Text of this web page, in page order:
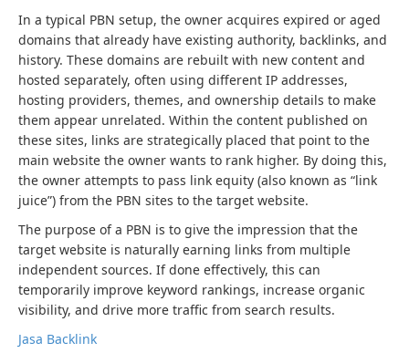
In a typical PBN setup, the owner acquires expired or aged
domains that already have existing authority, backlinks, and
history. These domains are rebuilt with new content and
hosted separately, often using different IP addresses,
hosting providers, themes, and ownership details to make
them appear unrelated. Within the content published on
these sites, links are strategically placed that point to the
main website the owner wants to rank higher. By doing this,
the owner attempts to pass link equity (also known as “link
juice”) from the PBN sites to the target website.
The purpose of a PBN is to give the impression that the
target website is naturally earning links from multiple
independent sources. If done effectively, this can
temporarily improve keyword rankings, increase organic
visibility, and drive more traffic from search results.
Jasa Backlink